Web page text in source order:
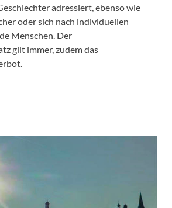
adressiert, ebenso wie
oder sich nach individuellen
Menschen. Der
gilt immer, zudem das